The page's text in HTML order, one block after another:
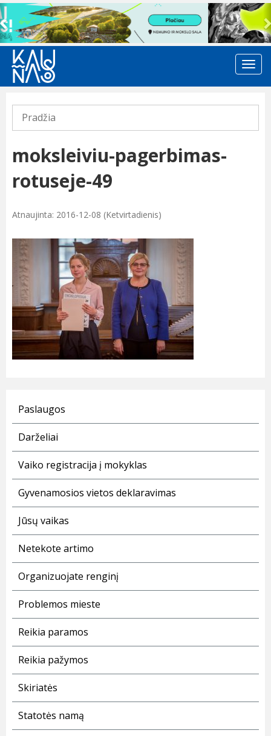
Previous
Pradžia
moksleiviu-pagerbimas-
rotuseje-49
Atnaujinta: 2016-12-08 (Ketvirtadienis)
Paslaugos
Darželiai
Vaiko registracija į mokyklas
Gyvenamosios vietos deklaravimas
Jūsų vaikas
Netekote artimo
Organizuojate renginį
Problemos mieste
Reikia paramos
Reikia pažymos
Skiriatės
Statotės namą